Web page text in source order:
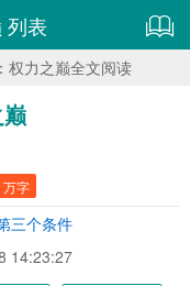
列表
权力之巅全文阅读
万字
三个条件
14:23:27